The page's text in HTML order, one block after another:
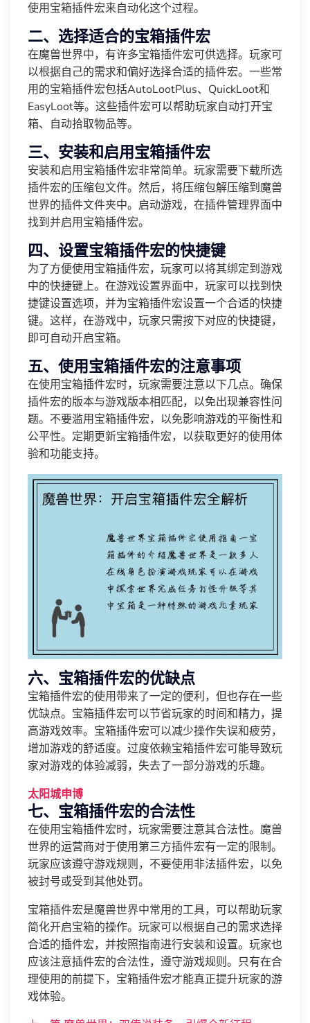
使用宝箱插件宏来自动化这个过程。
二、选择适合的宝箱插件宏
在魔兽世界中，有许多宝箱插件宏可供选择。玩家可
以根据自己的需求和偏好选择合适的插件宏。一些常
用的宝箱插件宏包括AutoLootPlus、QuickLoot和
EasyLoot等。这些插件宏可以帮助玩家自动打开宝
箱、自动拾取物品等。
三、安装和启用宝箱插件宏
安装和启用宝箱插件宏非常简单。玩家需要下载所选
插件宏的压缩包文件。然后，将压缩包解压缩到魔兽
世界的插件文件夹中。启动游戏，在插件管理界面中
找到并启用宝箱插件宏。
四、设置宝箱插件宏的快捷键
为了方便使用宝箱插件宏，玩家可以将其绑定到游戏
中的快捷键上。在游戏设置界面中，玩家可以找到快
捷键设置选项，并为宝箱插件宏设置一个合适的快捷
键。这样，在游戏中，玩家只需按下对应的快捷键，
即可自动开启宝箱。
五、使用宝箱插件宏的注意事项
在使用宝箱插件宏时，玩家需要注意以下几点。确保
插件宏的版本与游戏版本相匹配，以免出现兼容性问
题。不要滥用宝箱插件宏，以免影响游戏的平衡性和
公平性。定期更新宝箱插件宏，以获取更好的使用体
验和功能支持。
六、宝箱插件宏的优缺点
宝箱插件宏的使用带来了一定的便利，但也存在一些
优缺点。宝箱插件宏可以节省玩家的时间和精力，提
高游戏效率。宝箱插件宏可以减少操作失误和疲劳，
增加游戏的舒适度。过度依赖宝箱插件宏可能导致玩
家对游戏的体验减弱，失去了一部分游戏的乐趣。
太阳城申博
七、宝箱插件宏的合法性
在使用宝箱插件宏时，玩家需要注意其合法性。魔兽
世界的运营商对于使用第三方插件宏有一定的限制。
玩家应该遵守游戏规则，不要使用非法插件宏，以免
被封号或受到其他处罚。
宝箱插件宏是魔兽世界中常用的工具，可以帮助玩家
简化开启宝箱的操作。玩家可以根据自己的需求选择
合适的插件宏，并按照指南进行安装和设置。玩家也
应该注意插件宏的合法性，遵守游戏规则。只有在合
理使用的前提下，宝箱插件宏才能真正提升玩家的游
戏体验。